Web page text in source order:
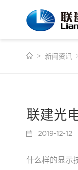
新闻资讯
联建光
2019-12-12
什么样的显示